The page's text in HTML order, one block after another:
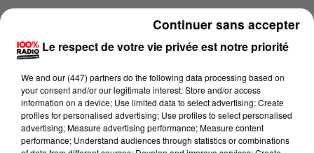
Le respect de votre vie privée est notre priorité
We and our (447) partnersdo the following data processing based on
your consent and/or our legitimate interest: Store and/or access
information on a device; Use limited data to select advertising; Create
profiles for personalised advertising; Use profiles to select personalised
advertising; Measure advertising performance; Measure content
performance; Understand audiences through statistics or combinations
Continuer sans accepter